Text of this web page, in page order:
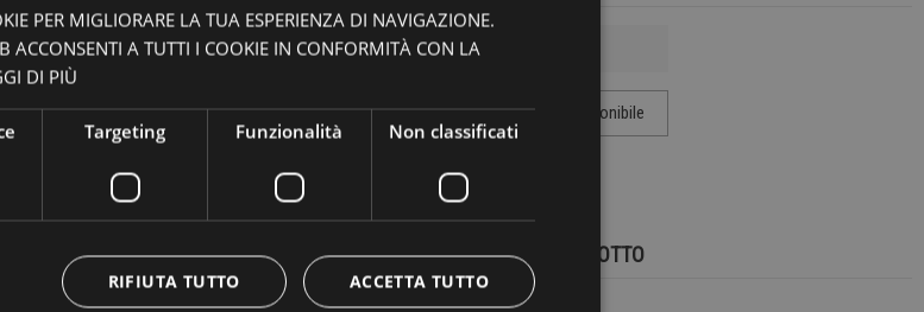
MARCA:
DETTAGLI DEL PRODOTTO
PER MIGLIORARE LA TUA ESPERIENZA DI NAVIGAZIONE.
ACCONSENTI A TUTTI I COOKIE IN CONFORMITÀ CON LA
DI PIÙ
Targeting Funzionalità Non classificati
ACCETTA TUTTO
RIFIUTA TUTTO